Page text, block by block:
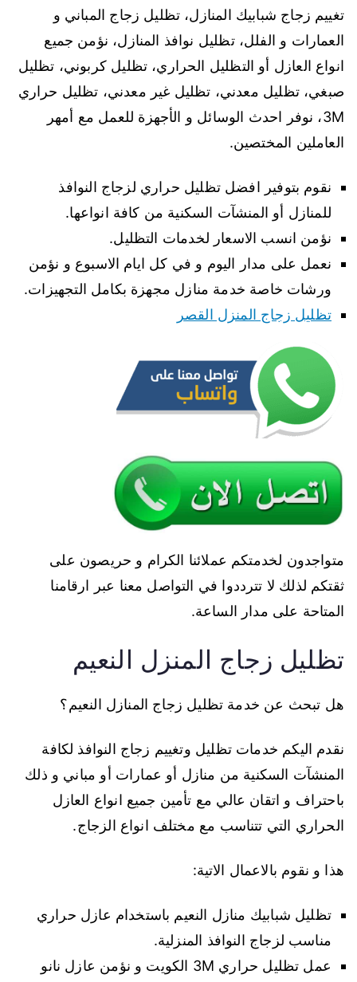
تغييم زجاج شبابيك المنازل، تظليل زجاج المباني و
العمارات و الفلل، تظليل نوافذ المنازل، نؤمن جميع
انواع العازل أو التظليل الحراري، تظليل كربوني، تظليل
صبغي، تظليل معدني، تظليل غير معدني، تظليل حراري
3M، نوفر احدث الوسائل و الأجهزة للعمل مع أمهر
العاملين المختصين.
نقوم بتوفير افضل تظليل حراري لزجاج النوافذ
للمنازل أو المنشآت السكنية من كافة انواعها.
نؤمن انسب الاسعار لخدمات التظليل.
نعمل على مدار اليوم و في كل ايام الاسبوع و نؤمن
ورشات خاصة خدمة منازل مجهزة بكامل التجهيزات.
تظليل زجاج المنزل القصر
متواجدون لخدمتكم عملائنا الكرام و حريصون على
ثقتكم لذلك لا تترددوا في التواصل معنا عبر ارقامنا
المتاحة على مدار الساعة.
تظليل زجاج المنزل النعيم
هل تبحث عن خدمة تظليل زجاج المنازل النعيم؟
نقدم اليكم خدمات تظليل وتغييم زجاج النوافذ لكافة
المنشآت السكنية من منازل أو عمارات أو مباني و ذلك
باحتراف و اتقان عالي مع تأمين جميع انواع العازل
الحراري التي تتناسب مع مختلف انواع الزجاج.
هذا و نقوم بالاعمال الاتية:
تظليل شبابيك منازل النعيم باستخدام عازل حراري
مناسب لزجاج النوافذ المنزلية.
عمل تظليل حراري 3M الكويت و نؤمن عازل نانو